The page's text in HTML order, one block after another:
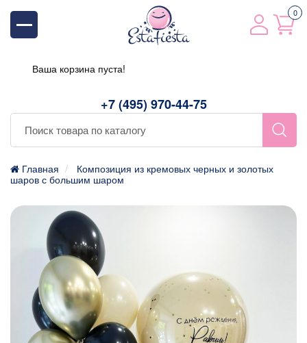
+7 (495) 970-44-75
0
Ваша корзина пуста!
Главная
Композиция из кремовых черных и золотых
шаров с большим шаром